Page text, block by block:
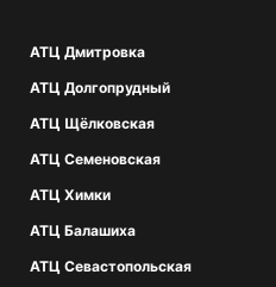
АТЦ Дмитровка
АТЦ Долгопрудный
АТЦ Щёлковская
АТЦ Семеновская
АТЦ Химки
АТЦ Балашиха
АТЦ Севастопольская